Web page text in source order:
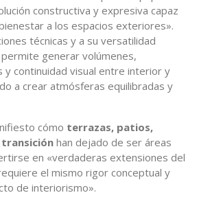
constructiva y expresiva capaz
a los espacios exteriores».
técnicas y a su versatilidad
generar volúmenes,
continuidad visual entre interior y
a crear atmósferas equilibradas y
cómo terrazas, patios,
transiciónhan dejado de ser áreas
en «verdaderas extensiones del
el mismo rigor conceptual y
de interiorismo».